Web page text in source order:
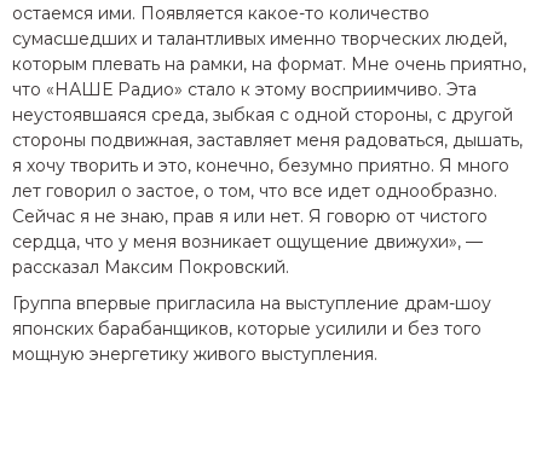
остаемся ими. Появляется какое-то количество
сумасшедших и талантливых именно творческих людей,
которым плевать на рамки, на формат. Мне очень приятно,
что «НАШЕ Радио» стало к этому восприимчиво. Эта
неустоявшаяся среда, зыбкая с одной стороны, с другой
стороны подвижная, заставляет меня радоваться, дышать,
я хочу творить и это, конечно, безумно приятно. Я много
лет говорил о застое, о том, что все идет однообразно.
Сейчас я не знаю, прав я или нет. Я говорю от чистого
сердца, что у меня возникает ощущение движухи», —
рассказал Максим Покровский.
Группа впервые пригласила на выступление драм-шоу
японских барабанщиков, которые усилили и без того
мощную энергетику живого выступления.